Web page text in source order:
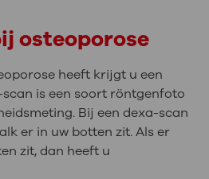
osteoporose
heeft krijgt u een
is een soort röntgenfoto
Bij een dexa-scan
er in uw botten zit. Als er
zit, dan heeft u